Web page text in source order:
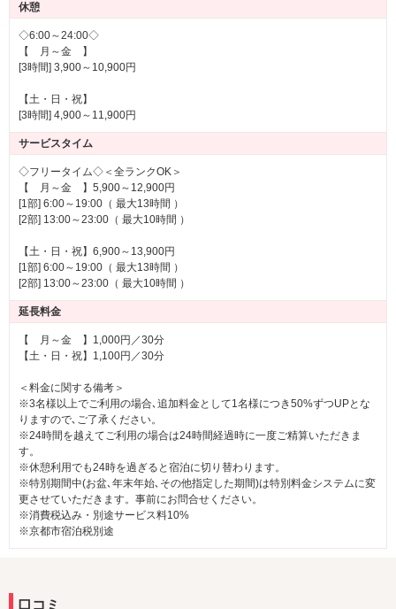
休憩
◇6:00～24:00◇
【 月～金 】
[3時間] 3,900～10,900円
【土・日・祝】
[3時間] 4,900～11,900円
サービスタイム
◇フリータイム◇＜全ランクOK＞
【 月～金 】5,900～12,900円
[1部] 6:00～19:00（ 最大13時間 ）
[2部] 13:00～23:00（ 最大10時間 ）
【土・日・祝】6,900～13,900円
[1部] 6:00～19:00（ 最大13時間 ）
[2部] 13:00～23:00（ 最大10時間 ）
延長料金
【 月～金 】1,000円／30分
【土・日・祝】1,100円／30分
＜料金に関する備考＞
※3名様以上でご利用の場合､追加料金として1名様につき50%ずつUPとな
りますので､ご了承ください。
※24時間を越えてご利用の場合は24時間経過時に一度ご精算いただきま
す。
※休憩利用でも24時を過ぎると宿泊に切り替わります。
※特別期間中(お盆､年末年始､その他指定した期間)は特別料金システムに変
更させていただきます。事前にお問合せください。
※消費税込み・別途サービス料10%
※京都市宿泊税別途
口コミ